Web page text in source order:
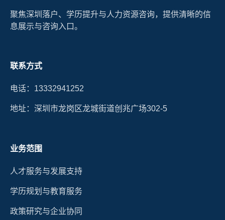
聚焦深圳落户、学历提升与人力资源咨询，提供清晰的信
息展示与咨询入口。
联系方式
电话：13332941252
地址：深圳市龙岗区龙城街道创兆广场302-5
业务范围
人才服务与发展支持
学历规划与教育服务
政策研究与企业协同